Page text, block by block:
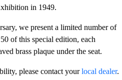
in 1949.
we present a limited number of
of this special edition, each
brass plaque under the seat.
please contact yourlocal dealer.